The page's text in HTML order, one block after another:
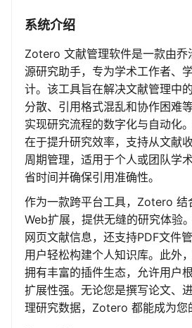
系统介绍
Zotero 文献管理软件是一款由乔
源研究助手，专为学术工作者、
计。该工具旨在解决文献管理中
分散、引用格式混乱和协作困难
实现研究流程的数字化与自动化
在于提升研究效率，支持从文献
周期管理，适用于个人或团队学
省时间并确保引用准确性。
作为一款跨平台工具，Zotero 结
Web扩展，提供无缝的研究体验
网页文献信息，还支持PDF文件
用户轻松构建个人知识库。此外
拥有丰富的插件生态，允许用户
扩展性强。无论您是撰写论文、
理研究数据，Zotero 都能成为您